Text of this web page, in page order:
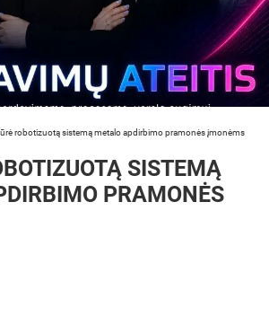
robotizuotą sistemą metalo apdirbimo pramonės įmonėms
SISTEMĄ
PRAMONĖS